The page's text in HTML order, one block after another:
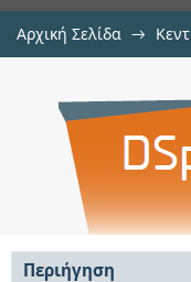
Αρχική Σελίδα →
ενέργειας
Περιήγηση